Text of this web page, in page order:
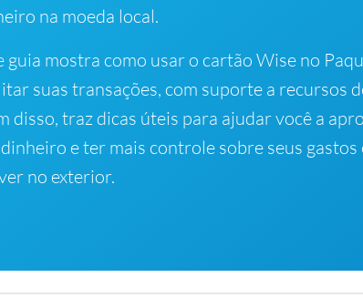
na moeda local.
guia mostra como usar o cartão Wise no
suas transações, com suporte a recursos
disso, traz dicas úteis para ajudar você a
e ter mais controle sobre seus
no exterior.